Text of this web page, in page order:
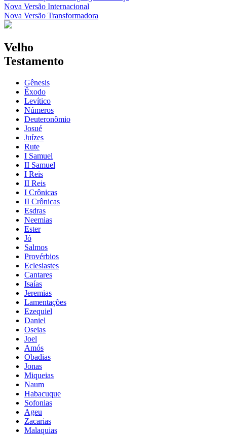
Nova Versão Internacional
Nova Versão Transformadora
Velho
Testamento
Gênesis
Êxodo
Levítico
Números
Deuteronômio
Josué
Juízes
Rute
I Samuel
II Samuel
I Reis
II Reis
I Crônicas
II Crônicas
Esdras
Neemias
Ester
Jó
Salmos
Provérbios
Eclesiastes
Cantares
Isaías
Jeremias
Lamentações
Ezequiel
Daniel
Oseias
Joel
Amós
Obadias
Jonas
Miqueias
Naum
Habacuque
Sofonias
Ageu
Zacarias
Malaquias